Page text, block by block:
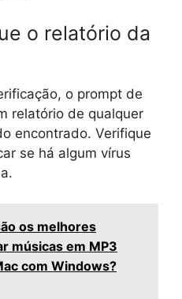
o relatório da
o prompt de
relatório de qualquer
encontrado. Verifique
se há algum vírus
os melhores
músicas em MP3
com Windows?